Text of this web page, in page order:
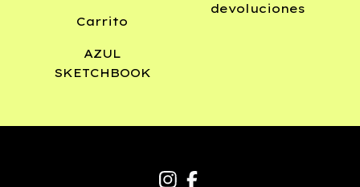
Carrito
AZUL
SKETCHBOOK
devoluciones